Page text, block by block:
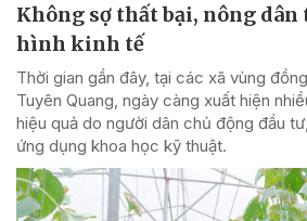
Không sợ thất bại, nông
hình kinh tế
Thời gian gần đây, tại các xã vùng
Tuyên Quang, ngày càng xuất hiện
hiệu quả do người dân chủ động đầu
ứng dụng khoa học kỹ thuật.